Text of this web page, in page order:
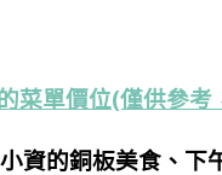
菜單價位(僅供參
小資的銅板美食、下